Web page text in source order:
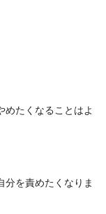
めたくなることはよ
分を責めたくなりま